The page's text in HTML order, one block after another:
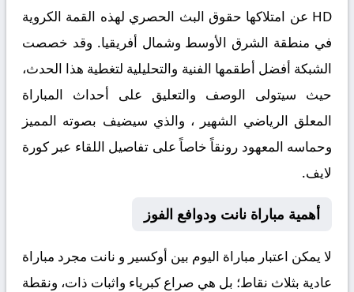
HD عن امتلاكها حقوق البث الحصري لهذه القمة الكروية
في منطقة الشرق الأوسط وشمال أفريقيا. وقد خصصت
الشبكة أفضل أطقمها الفنية والتحليلية لتغطية هذا الحدث،
حيث سيتولى الوصف والتعليق على أحداث المباراة
المعلق الرياضي الشهير ، والذي سيضيف بصوته المميز
وحماسه المعهود رونقاً خاصاً على تفاصيل اللقاء عبر كورة
لايف.
أهمية مباراة نانت ودوافع الفوز
لا يمكن اعتبار مباراة اليوم بين أوكسير و نانت مجرد مباراة
عادية بثلاث نقاط؛ بل هي صراع كبرياء واثبات ذات، ونقطة